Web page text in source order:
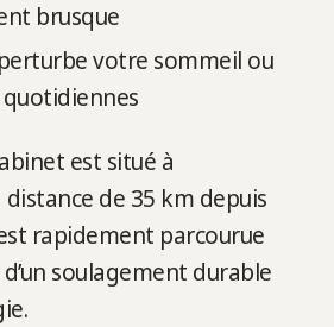
brusque
votre sommeil ou
est situé à
distance de 35 km depuis
rapidement parcourue
soulagement durable